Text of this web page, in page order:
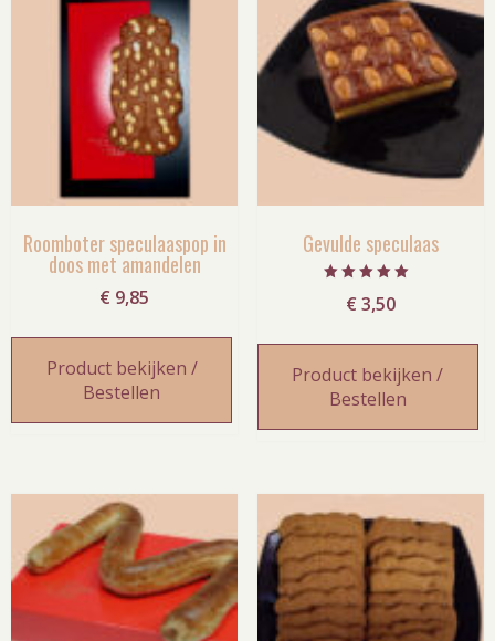
Roomboter speculaaspop in
doos met amandelen
€ 9,85
Product bekijken /
Bestellen
Gevulde speculaas
5.00
uit 5
€ 3,50
Product bekijken /
Bestellen